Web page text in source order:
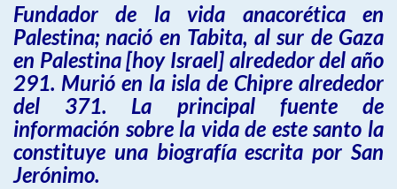
Fundador de la vida anacorética en
Palestina; nació en Tabita, al sur de Gaza
en Palestina [hoy Israel] alrededor del año
291. Murió en la isla de Chipre alrededor
del 371. La principal fuente de
información sobre la vida de este santo la
constituye una biografía escrita por San
Jerónimo.